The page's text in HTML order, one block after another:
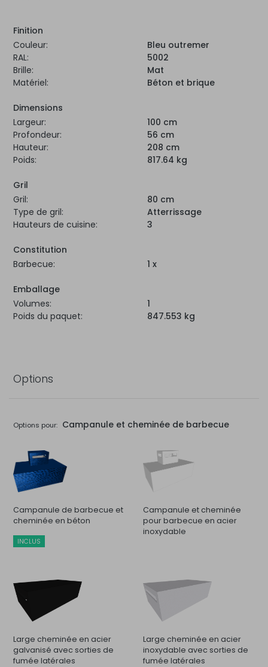
Finition
Couleur:
Bleu outremer
RAL:
5002
Brille:
Mat
Matériel:
Béton et brique
Dimensions
Largeur:
100 cm
Profondeur:
56 cm
Hauteur:
208 cm
Poids:
817.64 kg
Gril
Gril:
80 cm
Type de gril:
Atterrissage
Hauteurs de cuisine:
3
Constitution
Barbecue:
1 x
Emballage
Volumes:
1
Poids du paquet:
847.553 kg
Options
Options pour: Campanule et cheminée de barbecue
Campanule de barbecue et
cheminée en béton
INCLUS
Campanule et cheminée
pour barbecue en acier
inoxydable
Large cheminée en acier
galvanisé avec sorties de
fumée latérales
Large cheminée en acier
inoxydable avec sorties de
fumée latérales